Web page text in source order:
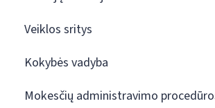
Veiklos sritys
Kokybės vadyba
Mokesčių administravimo